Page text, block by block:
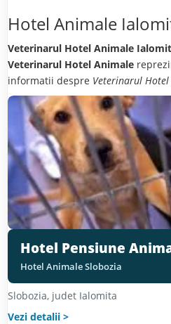
Hotel Animale
Veterinarul Hotel Animale
Veterinarul Hotel Animale
informatii despre Veterinarul
Hotel Pensiune
Hotel Animale Slobozia
Slobozia, judet Ialomita
Vezi detalii